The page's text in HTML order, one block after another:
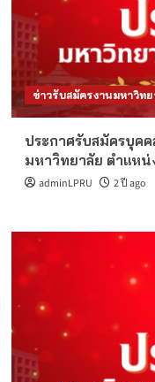
ข่าวรับสมัครงานมหาวิทย
ประกาศรับสมัครบุค
มหาวิทยาลัย ตำแหน่
adminLPRU 2 ปี ago